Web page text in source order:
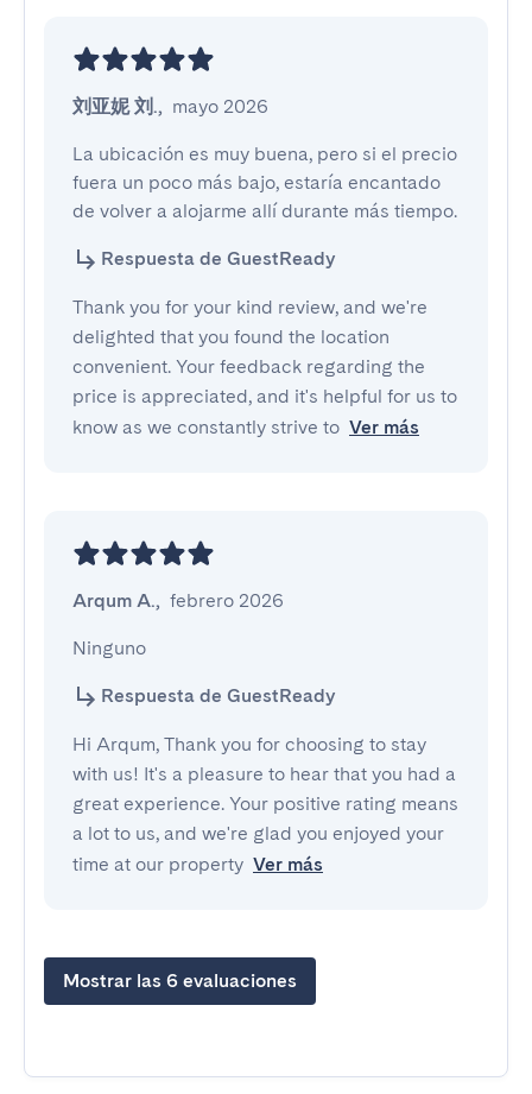
刘亚妮 刘., mayo 2026
La ubicación es muy buena, pero si el precio
fuera un poco más bajo, estaría encantado
de volver a alojarme allí durante más tiempo.
Respuesta de GuestReady
Thank you for your kind review, and we're
delighted that you found the location
convenient. Your feedback regarding the
price is appreciated, and it's helpful for us to
know as we constantly strive to Ver más
Arqum A., febrero 2026
Ninguno
Respuesta de GuestReady
Hi Arqum, Thank you for choosing to stay
with us! It's a pleasure to hear that you had a
great experience. Your positive rating means
a lot to us, and we're glad you enjoyed your
time at our property Ver más
Mostrar las 6 evaluaciones